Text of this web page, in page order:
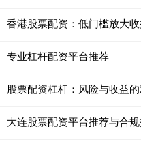
香港股票配资：低门槛放大
专业杠杆配资平台推荐
股票配资杠杆：风险与收益
大连股票配资平台推荐与合